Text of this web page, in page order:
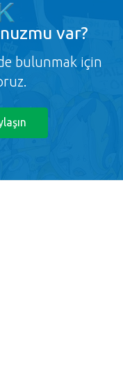
var?
bulunmak için